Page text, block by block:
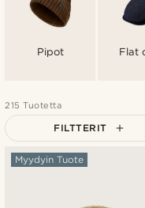
Pipot Flat
215 Tuotetta
FILTTERIT
Myydyin Tuote